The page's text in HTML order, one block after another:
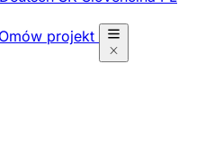
Omów projekt